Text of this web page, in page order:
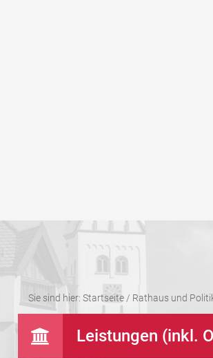
Sie sind hier: Startseite/ Rathaus und
Leistungen (inkl.